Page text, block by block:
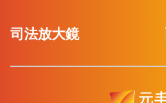
司法放大鏡